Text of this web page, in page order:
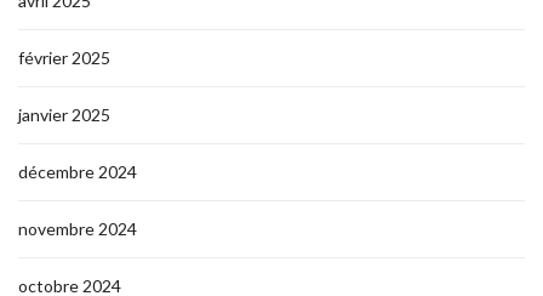
février 2025
janvier 2025
décembre 2024
novembre 2024
octobre 2024